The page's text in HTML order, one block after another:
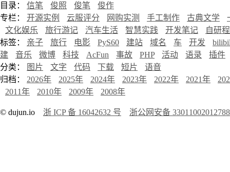
目录： 信笔 俊照 俊笔
俊作
专栏： 开源实例 云服评分 网购实测 手工制作 古典文学
文化娱乐
旅行游记 汽车生活 智慧实践 开发笔记
自研
标签： 亲子 旅行 电影 PyS60 建站 域名 车 开发
建
音乐 微博 科技 AcFun 事故 PHP 活动 语录
插件
分类：
图片 文字 代码 下载 短片
语音
归档： 2026年 2025年 2024年 2023年 2022年 2021年
2011年
2010年 2009年 2008年
© dujun.io 浙 ICP 备 16042632 号 浙公网安备